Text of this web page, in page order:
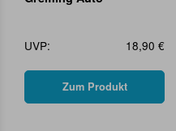
UVP: 18,90 €
Zum Produkt